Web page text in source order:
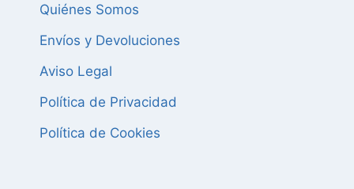
Quiénes Somos
Envíos y Devoluciones
Aviso Legal
Política de Privacidad
Política de Cookies